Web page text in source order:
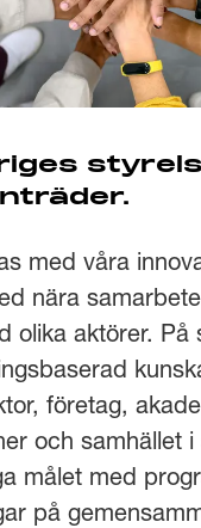
med våra
nära
olika aktörer. På
företag,
och samhället
målet med
på